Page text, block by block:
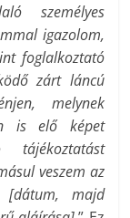
személyes
igazolom,
foglalkoztató
zárt láncú
melynek
is elő képet
veszem az
[dátum, majd